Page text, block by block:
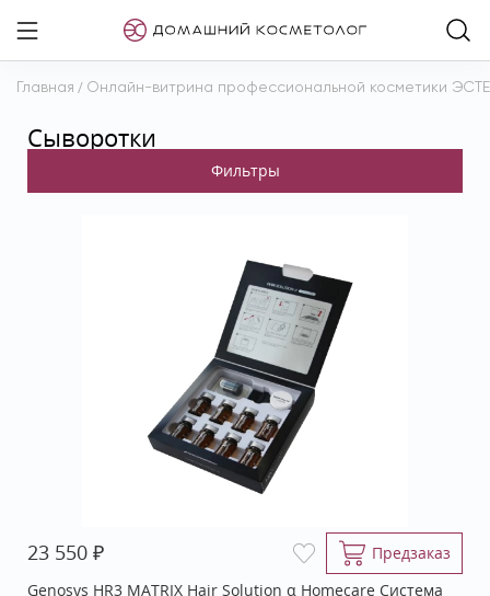
Главная / Онлайн-витрина профессиональной косметики
Сыворотки
23 550 ₽
Предзаказ
Genosys HR3 MATRIX Hair Solution α Homecare Система